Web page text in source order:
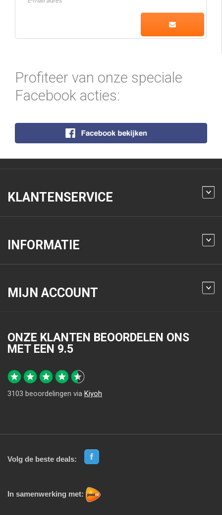
Profiteer van onze speciale
Facebook acties:
KLANTENSERVICE
INFORMATIE
MIJN ACCOUNT
ONZE KLANTEN BEOORDELEN ONS
MET EEN 9.5
3103 beoordelingen via Kiyoh
Volg de beste deals:
In samenwerking met: